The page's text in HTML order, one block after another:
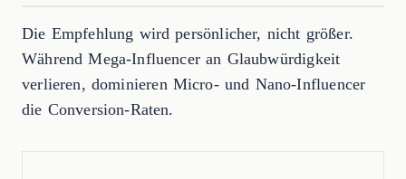
Die Empfehlung wird persönlicher, nicht größer.
Während Mega-Influencer an Glaubwürdigkeit
verlieren, dominieren Micro- und Nano-Influencer
die Conversion-Raten.